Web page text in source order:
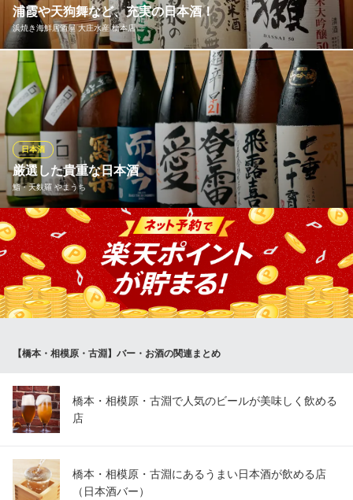
玄武庵 橋本店
橋本蕎麦日本料理ワイン
ＪＲ横浜線橋本駅北口 徒歩5分
神奈川県相模原市緑区橋本3-20-17 デイム橋本1F
浦霞や天狗舞など、充実の日本酒！
浜焼き海鮮居酒屋 大庄水産 橋本店
新鮮なお魚には、なんといっても日本酒が相性抜群！当店では、
お料理に合う日本酒を各種取り揃えております。定番の「浦霞」
「天狗舞」「出羽桜」などの地酒もご用意！お刺身と日本酒を交
互に口に運べば、ついついお酒もすすみます！新鮮なお魚と一緒
にクイっと一杯いかがですか♪
浜焼き海鮮居酒屋 大庄水産 橋本店
直送鮮魚の浜焼き居酒屋
ＪＲ橋本駅 徒歩5分
神奈川県相模原市緑区橋本3-30 サンセイ橋本ビル1F
厳選した貴重な日本酒
鮨・天麩羅 やまうち
日本酒
全国の貴重な日本酒やプレミアムな地酒など、常に取り揃えてお
ります。 新しい銘柄も随時入りますので、スタッフまでお聞き下
さい！
鮨・天麩羅 やまうち
神奈川県相模原市緑区橋本3-17-4 橋本第1ビル8F
【橋本・相模原・古淵】バー・お酒の関連まとめ
橋本・相模原・古淵で人気のビールが美味しく飲める
店
橋本・相模原・古淵にあるうまい日本酒が飲める店
（日本酒バー）